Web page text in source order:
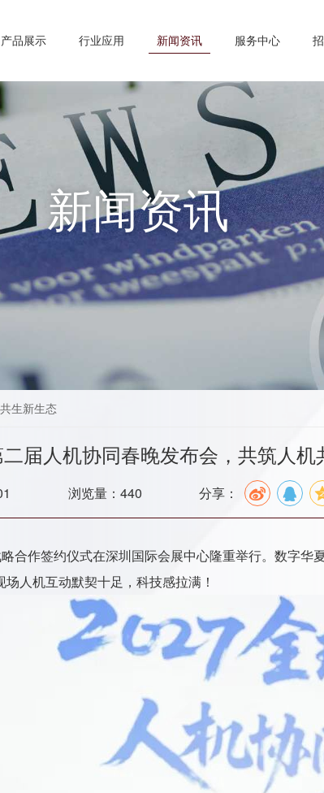
产品展示 行业应用 新闻资讯 服务中心
新闻资讯
生新生态
届人机协同春晚发布会，共筑人机
浏览量：440 分享：
合作签约仪式在深圳国际会展中心隆重举行。数字
人机互动默契十足，科技感拉满！